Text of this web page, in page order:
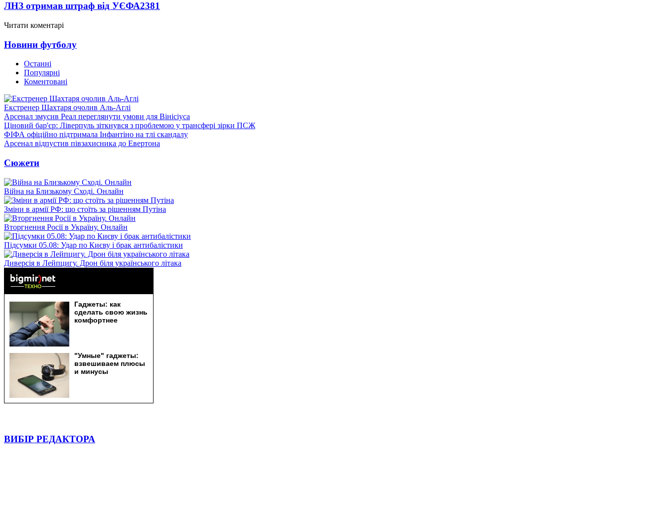
ЛНЗ отримав штраф від УЄФА2381
Читати коментарі
Новини футболу
Останні
Популярні
Коментовані
Екстренер Шахтаря очолив Аль-Аглі
Арсенал змусив Реал переглянути умови для Вінісіуса
Ціновий бар'єр: Ліверпуль зіткнувся з проблемою у трансфері зірки ПСЖ
ФІФА офіційно підтримала Інфантіно на тлі скандалу
Арсенал відпустив півзахисника до Евертона
Сюжети
Війна на Близькому Сході. Онлайн
Зміни в армії РФ: що стоїть за рішенням Путіна
Вторгнення Росії в Україну. Онлайн
Підсумки 05.08: Удар по Києву і брак антибалістики
Диверсія в Лейпцигу. Дрон біля українського літака
ВИБІР РЕДАКТОРА